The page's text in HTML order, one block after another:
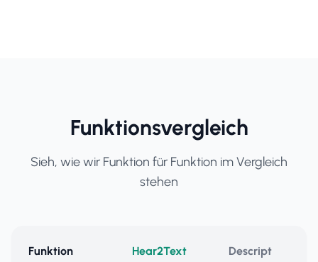
Funktionsvergleich
Sieh, wie wir Funktion für Funktion im Vergleich
stehen
Funktion Hear2Text Descript